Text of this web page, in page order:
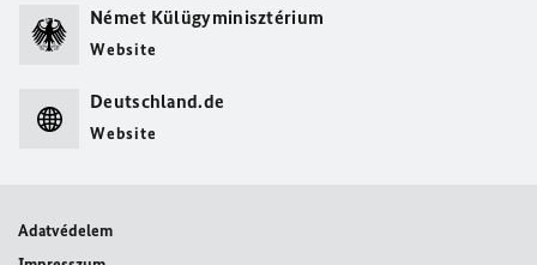
Német Külügyminisztérium
Website
Deutschland.de
Website
Adatvédelem